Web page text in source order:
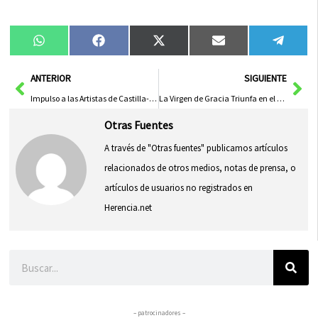
Compartir
en
WhatsAppCompartir
en
FacebookCompartir
en
X
(Twitter)
Compartir
en
Email
en
AntANTERIOR
Impulso a las Artistas de Castilla-La Mancha: Un Nuevo Renacer Cultural
SIGUIENTE
La Virgen de Gracia Triunfa en el V Concurso de Belenes de ‘El Capirote’
Otras Fuentes
A través de "Otras fuentes" publicamos artículos
relacionados de otros medios, notas de prensa, o
artículos de usuarios no registrados en
Herencia.net
– patrocinadores –